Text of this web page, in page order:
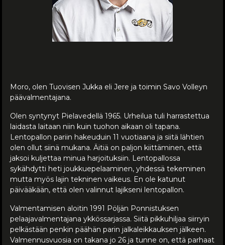
Moro, olen Tuovisen Jukka eli Jere ja toimin Savo Volleyn
päävalmentajana.
Olen syntynyt Pielavedellä 1965. Urheilua tuli harrastettua
laidasta laitaan niin kuin tuohon aikaan oli tapana.
Lentopallon pariin hakeuduin 11 vuotiaana ja siitä lähtien
olen ollut siinä mukana. Äitiä on paljon kiittäminen, että
jaksoi kuljettaa minua harjoituksiin. Lentopallossa
sykähdytti heti joukkuepelaaminen, yhdessä tekeminen
mutta myös lajin tekninen vaikeus. En ole katunut
päivääkään, että olen valinnut lajikseni lentopallon.
Valmentamisen aloitin 1991 Pöljän Ponnistuksen
pelaajavalmentajana ykkössarjassa. Siitä pikkuhiljaa siirryin
pelkästään penkin päähän parin jalkaleikkauksen jälkeen.
Valmennusvuosia on takana jo 26 ja tunne on, että parhaat